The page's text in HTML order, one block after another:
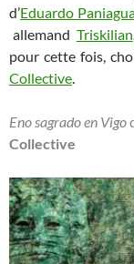
d’Eduardo
allemand Triskilian
pour cette fois,
Collective.
Eno sagrado en Vigo
Collective